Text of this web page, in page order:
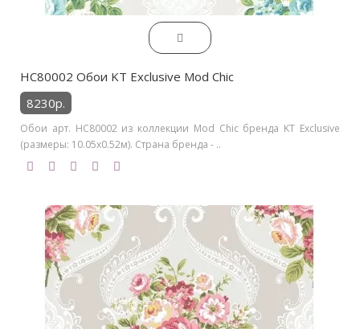
HC80002 Обои KT Exclusive Mod Chic
8230р.
Обои арт. HC80002 из коллекции Mod Chic бренда KT Exclusive
(размеры: 10.05х0.52м). Страна бренда - ..